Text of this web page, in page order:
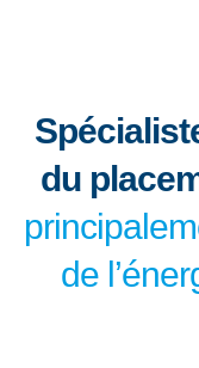
du
de